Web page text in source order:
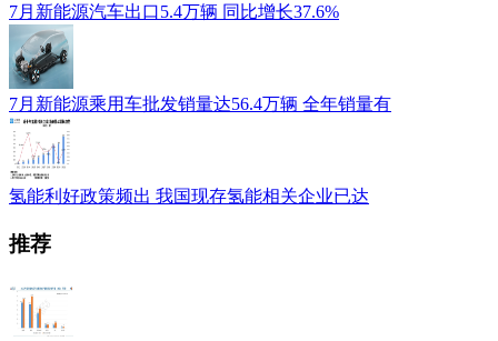
7月新能源汽车出口5.4万辆 同比增长37.6%
7月新能源乘用车批发销量达56.4万辆 全年销量有
氢能利好政策频出 我国现存氢能相关企业已达
推荐